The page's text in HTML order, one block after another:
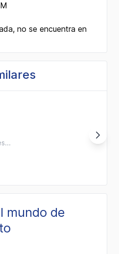
no se encuentra en